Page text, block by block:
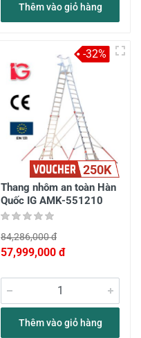
Thêm vào giỏ hàng
250K
Thang nhôm an toàn Hàn
Quốc IG AMK-551210
84,286,000 đ
57,999,000 đ
Thêm vào giỏ hàng
-32%